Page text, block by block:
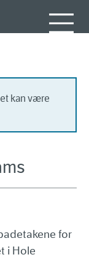
kan være
for
i Hole